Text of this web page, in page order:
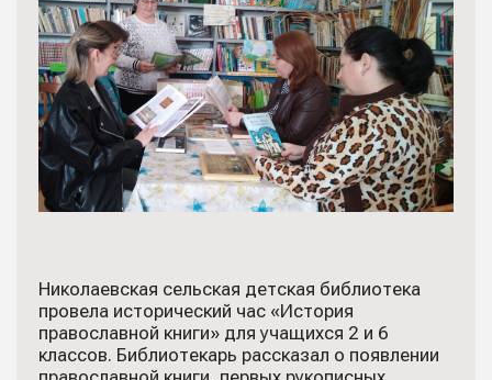
Николаевская сельская детская библиотека
провела исторический час «История
православной книги» для учащихся 2 и 6
классов. Библиотекарь рассказал о появлении